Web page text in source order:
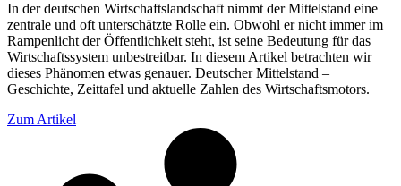
In der deutschen Wirtschaftslandschaft nimmt der Mittelstand eine
zentrale und oft unterschätzte Rolle ein. Obwohl er nicht immer im
Rampenlicht der Öffentlichkeit steht, ist seine Bedeutung für das
Wirtschaftssystem unbestreitbar. In diesem Artikel betrachten wir
dieses Phänomen etwas genauer. Deutscher Mittelstand –
Geschichte, Zeittafel und aktuelle Zahlen des Wirtschaftsmotors.
Zum Artikel